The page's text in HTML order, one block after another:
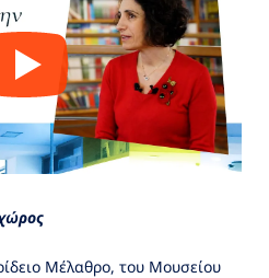
Μέλαθρο, του Μουσείου